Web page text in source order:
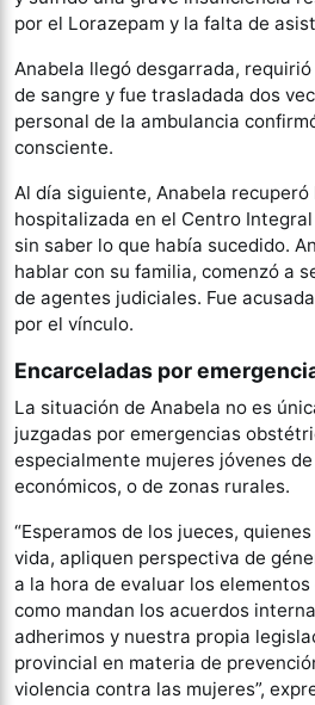
por el Lorazepam y la falta de
Anabela llegó desgarrada,
de sangre y fue trasladada dos
personal de la ambulancia
consciente.
Al día siguiente, Anabela recuperó
hospitalizada en el Centro
sin saber lo que había sucedido.
hablar con su familia, comenzó a
de agentes judiciales. Fue
por el vínculo.
Encarceladas por
La situación de Anabela no es
juzgadas por emergencias
especialmente mujeres jóvenes
económicos, o de zonas rurales.
“Esperamos de los jueces,
vida, apliquen perspectiva de
a la hora de evaluar los
como mandan los acuerdos
adherimos y nuestra propia
provincial en materia de
violencia contra las mujeres”,